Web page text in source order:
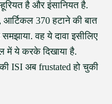
है और इंसानियत है.
370 हटाने की बात
वह ये दावा इसीलिए
में ये करके दिखाया है.
ISI अब frustated हो चुकी